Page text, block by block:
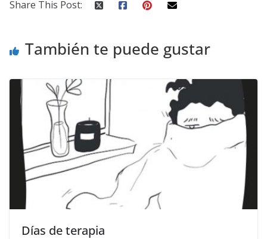
Share This Post:
También te puede gustar
Días de terapia